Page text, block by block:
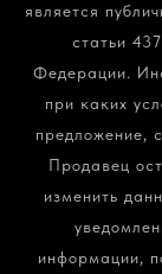
является
статьи
Федерации.
при каких
предложение,
Продавец
изменить
информации,